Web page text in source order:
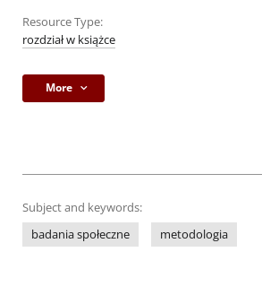
Resource Type:
rozdział w książce
More
Subject and keywords:
badania społeczne
metodologia